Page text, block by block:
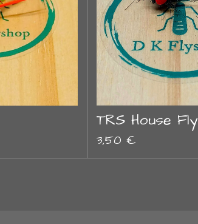
TRS House Fly
3,50 €